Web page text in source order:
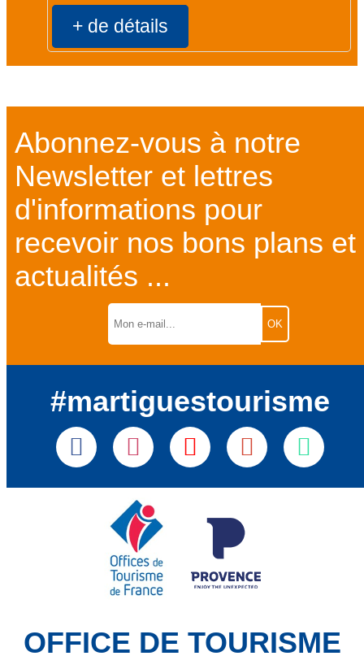
+ de détails
Abonnez-vous à notre
Newsletter et lettres
d'informations pour
recevoir nos bons plans et
actualités ...
#martiguestourisme
OFFICE DE TOURISME